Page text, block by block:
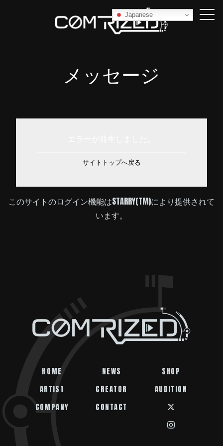
メッセージ
サイトトップへ戻る
このサイトのログイン機能はSTARRY(TM)により提供されて
います。
HOME NEWS
SHOP
ARTIST
CREATOR
AUDITION
COMPANY
CONTACT
Japanese